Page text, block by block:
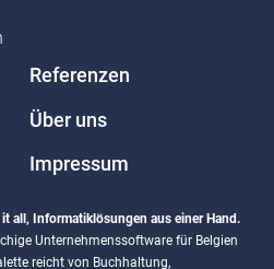
Referenzen
Über uns
Impressum
all, Informatiklösungen aus einer Hand.
Unternehmenssoftware für Belgien
reicht von Buchhaltung,